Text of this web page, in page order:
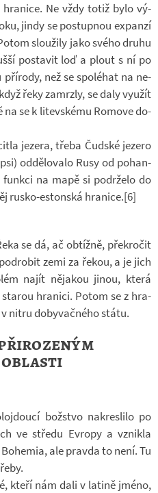
hra­nice. Ne vždy totiž bylo vý­
jindy se po­stup­nou ex­panzí
slou­žily jako svého druhu
po­sta­vit loď a plout s ní po
pří­rody, než se spo­lé­hat na ne­
řeky za­mrzly, se daly vy­u­žít
na se k li­tev­skému Ro­move do­
je­zera, třeba Čud­ské je­zero
od­dě­lo­valo Rusy od po­han­
na mapě si po­dr­želo do
rusko-​estonská hra­nice.[6]
se dá, ač ob­tížně, pře­kro­čit
zemi za řekou, a je jich
najít ně­ja­kou jinou, která
hra­nici. Potom se z hra­
nitru do­by­vač­ného státu.
oblasti
bož­stvo na­kres­lilo po
ve středu Ev­ropy a vznikla
ale pravda to není. Tu
kteří nám dali v la­tině jméno,